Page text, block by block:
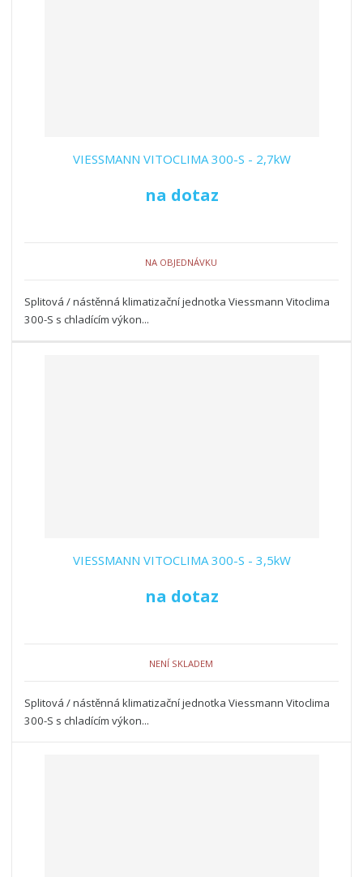
VIESSMANN VITOCLIMA 300-S - 2,7kW
na dotaz
NA OBJEDNÁVKU
Splitová / nástěnná klimatizační jednotka Viessmann Vitoclima
300-S s chladícím výkon...
VIESSMANN VITOCLIMA 300-S - 3,5kW
na dotaz
NENÍ SKLADEM
Splitová / nástěnná klimatizační jednotka Viessmann Vitoclima
300-S s chladícím výkon...